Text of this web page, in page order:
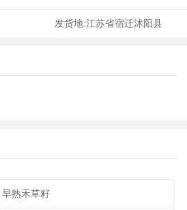
发货地:江苏省宿迁沭阳县
早熟禾草籽